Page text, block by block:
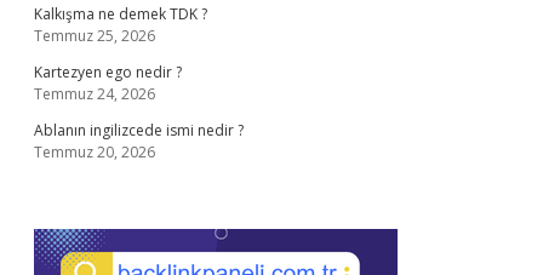
Kalkışma ne demek TDK ?
Temmuz 25, 2026
Kartezyen ego nedir ?
Temmuz 24, 2026
Ablanın ingilizcede ismi nedir ?
Temmuz 20, 2026